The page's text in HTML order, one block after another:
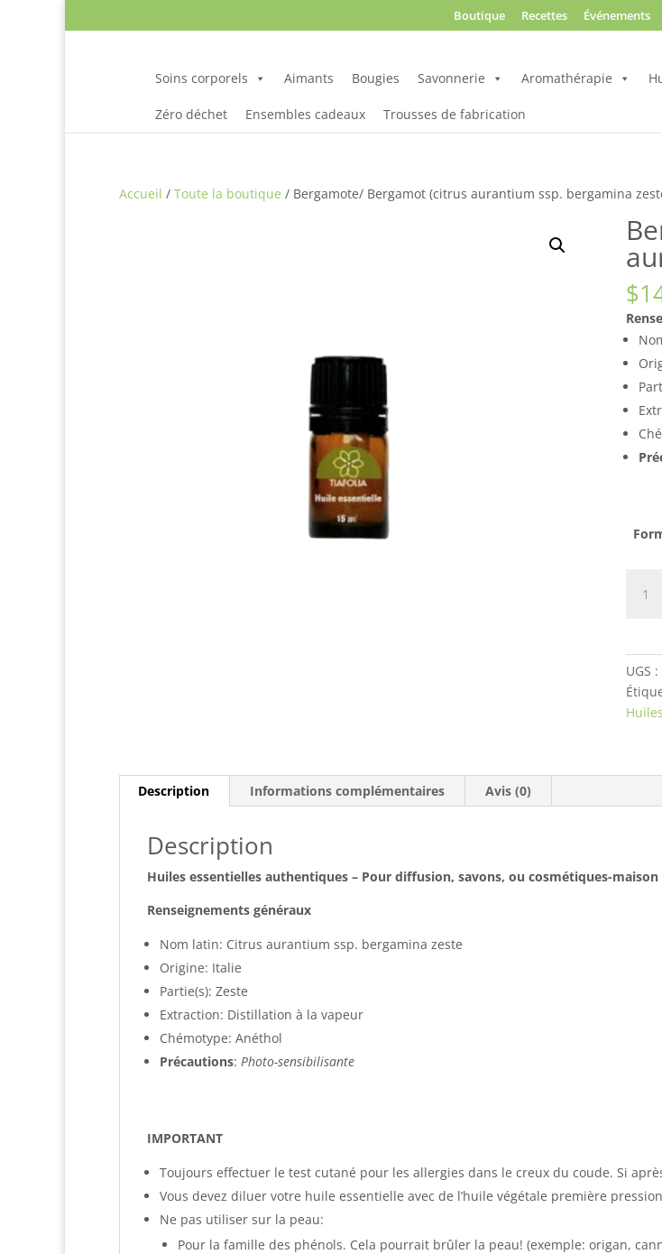
Boutique Recettes Événements
Soins corporels Aimants Bougies Savonnerie Aromathérapie
Zéro déchet Ensembles cadeaux Trousses de fabrication
Accueil / Toute la boutique / Bergamote/ Bergamot (citrus aurantium ssp. bergamina
$
ssp.
UGS :
Description Informations complémentaires Avis (0)
Description
Huiles essentielles authentiques – Pour diffusion, savons, ou cosmétiques-maison
Renseignements généraux
Nom latin: Citrus aurantium ssp. bergamina zeste
Origine: Italie
Partie(s): Zeste
Extraction: Distillation à la vapeur
Chémotype: Anéthol
Précautions: Photo-sensibilisante
IMPORTANT
Toujours effectuer le test cutané pour les allergies dans le creux du coude. Si
Vous devez diluer votre huile essentielle avec de l’huile végétale première
Ne pas utiliser sur la peau:
Pour la famille des phénols. Cela pourrait brûler la peau! (exemple: origan,